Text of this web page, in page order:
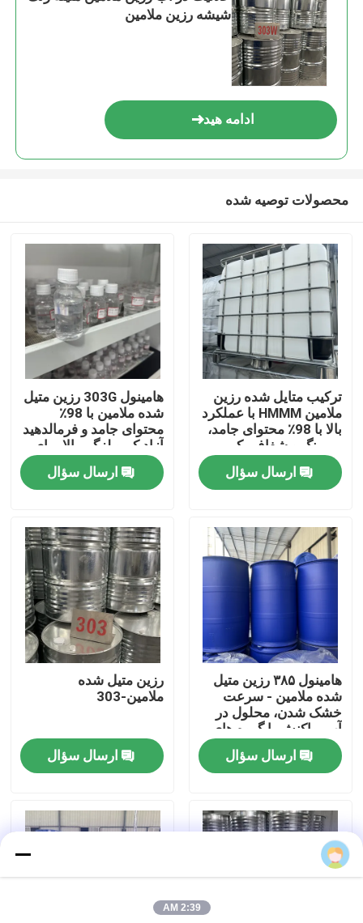
خانه
فیلم های
کارخانه تور
کنترل کیفیت
تماس با ما
اخبار
بلوگ
شیشه رزین ملامین
ادامه هید
محصولات توصیه شده
ترکیب متایل شده رزین
ملامین HMMM با عملکرد
بالا با 98٪ محتوای جامد،
بی رنگ و شفاف، کم
VOC برای پوشش های
صنعتی ارسال سؤال
هامینول 303G رزین متیل
شده ملامین با 98٪
محتوای جامد و فرمالدهید
آزاد کم و لزگی بالا برای
پوشش
ارسال سؤال
هامینول ۳۸۵ رزین متیل
شده ملامین - سرعت
خشک شدن، محلول در
آب، واکنش با گروه های
هیدروکسیل و کاربوکسیل
ارسال سؤال
رزین متیل شده
ملامین-303
ارسال سؤال
2:39 AM